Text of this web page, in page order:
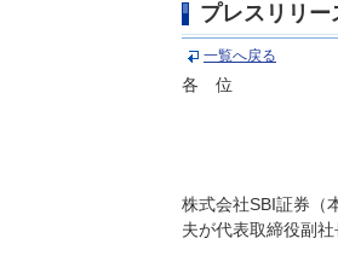
プレスリリー
一覧へ戻る
各 位
株式会社SBI証券（
夫が代表取締役副